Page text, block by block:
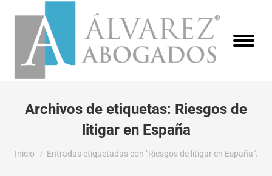
Archivos de etiquetas: Riesgos de
litigar en España
Estás aquí:
Inicio Entradas etiquetadas con "Riesgos de litigar en España".